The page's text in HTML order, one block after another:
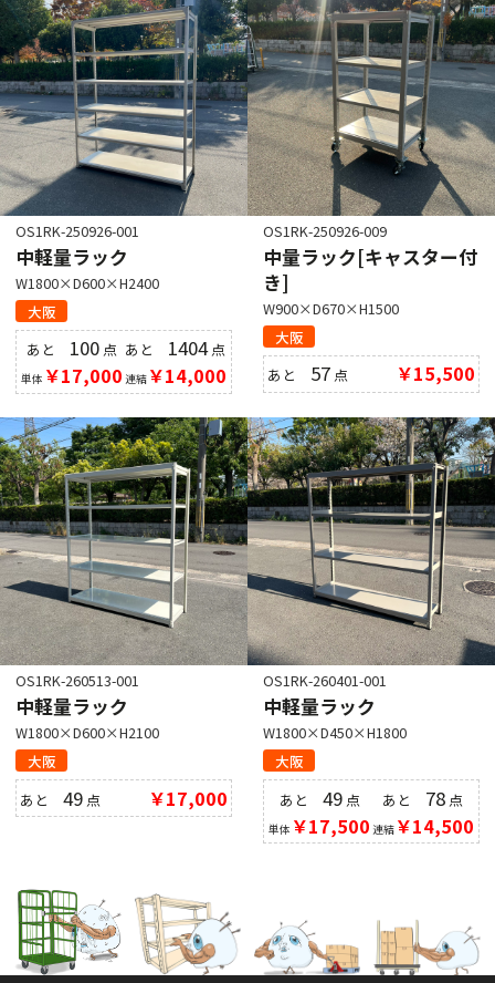
OS1RK-250926-001
中軽量ラック
W1800×D600×H2400
大阪
あと 100 点
単体 ￥17,000
あと 1404点
連結￥14,000
OS1RK-250926-009
中量ラック[キャスター付
き]
W900×D670×H1500
大阪
あと 57 点 ￥15,500
OS1RK-260513-001
中軽量ラック
W1800×D600×H2100
大阪
あと49 点 ￥17,000
OS1RK-260401-001
中軽量ラック
W1800×D450×H1800
大阪
あと 49点
単体 ￥17,500
あと 78 点
連結￥14,500